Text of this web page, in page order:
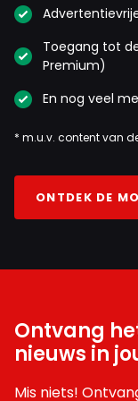
Otta
8 juli 16:20
naar McLaren
Maxchar
mbt GT3,
betekenen
Toegang tot
Premium)
En nog veel
* m.u.v. content van
ONTDEK DE
Ontvang
nieuws in
Mis niets!